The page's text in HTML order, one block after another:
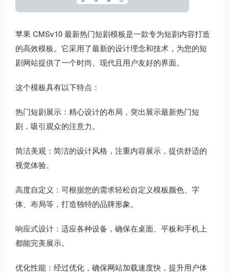
苹果 CMSv10 最新热门短剧模板是一款专为短剧内容打造
的高效模板。它采用了最新的设计理念和技术，为您的短
剧网站提供了一个时尚、现代且用户友好的界面。
这个模板具有以下特点：
热门短剧展示：精心设计的布局，突出展示最新热门短
剧，吸引观众的注意力。
简洁美观：简洁的设计风格，注重内容展示，提供舒适的
视觉体验。
高度自定义：可根据您的需求轻松自定义模板颜色、字
体、布局等，打造独特的品牌形象。
响应式设计：适应各种设备，确保在桌面、平板和手机上
都能完美展示。
优化性能：经过优化，确保网站加载速度快，提升用户体